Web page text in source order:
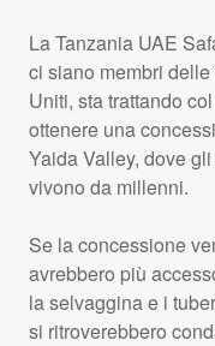
La Tanzania UAE
ci siano membri
Uniti, sta trattando
ottenere una
Yaida Valley, dove
vivono da millenni.
Se la concessione
avrebbero più
la selvaggina e i
si ritroverebbero